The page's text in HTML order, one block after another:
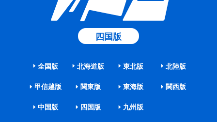
四国版
全国版 北海道版 東北版 北陸版
甲信越版 関東版 東海版 関西版
中国版 四国版 九州版